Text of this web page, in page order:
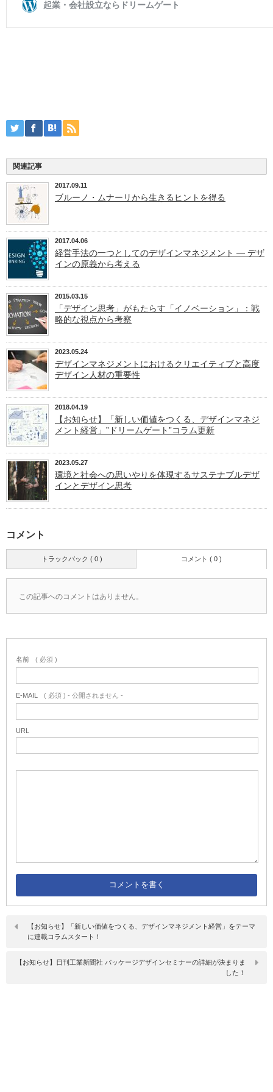
関連記事
2017.09.11
ブルーノ・ムナーリから生きるヒントを得る
2017.04.06
経営手法の一つとしてのデザインマネジメント ― デザ
インの原義から考える
2015.03.15
「デザイン思考」がもたらす「イノベーション」：戦
略的な視点から考察
2023.05.24
デザインマネジメントにおけるクリエイティブと高度
デザイン人材の重要性
2018.04.19
【お知らせ】「新しい価値をつくる、デザインマネジ
メント経営」”ドリームゲート”コラム更新
2023.05.27
環境と社会への思いやりを体現するサステナブルデザ
インとデザイン思考
コメント
トラックバック ( 0 ) コメント ( 0 )
この記事へのコメントはありません。
名前 ( 必須 )
E-MAIL ( 必須 ) - 公開されません -
URL
【お知らせ】「新しい価値をつくる、デザインマネジメント経営」をテーマ
に連載コラムスタート！
【お知らせ】日刊工業新聞社 パッケージデザインセミナーの詳細が決まりま
した！